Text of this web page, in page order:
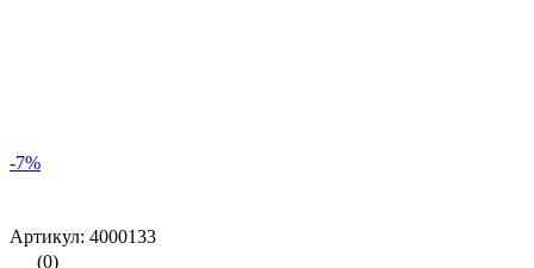
-7%
Артикул: 4000133
(0)